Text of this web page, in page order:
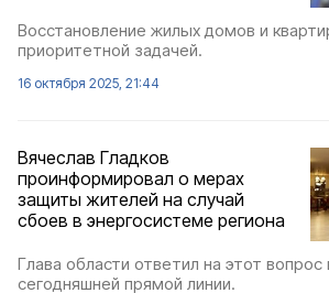
Восстановление жилых домов и
приоритетной задачей.
16 октября 2025, 21:44
Вячеслав Гладков
проинформировал о мерах
защиты жителей на случай
сбоев в энергосистеме региона
Глава области ответил на этот вопрос
сегодняшней прямой линии.